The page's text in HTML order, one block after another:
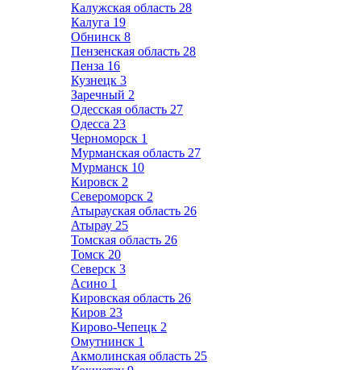
Калужская область 28
Калуга 19
Обнинск 8
Пензенская область 28
Пенза 16
Кузнецк 3
Заречный 2
Одесская область 27
Одесса 23
Черноморск 1
Мурманская область 27
Мурманск 10
Кировск 2
Североморск 2
Атырауская область 26
Атырау 25
Томская область 26
Томск 20
Северск 3
Асино 1
Кировская область 26
Киров 23
Кирово-Чепецк 2
Омутнинск 1
Акмолинская область 25